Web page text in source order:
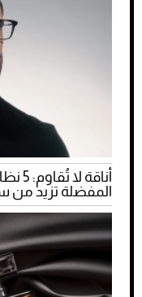
المفضلة تزيد من